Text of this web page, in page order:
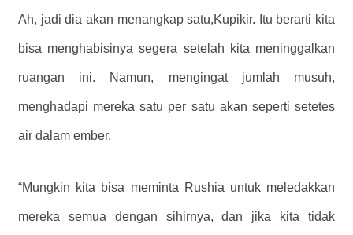
Ah, jadi dia akan menangkap satu,Kupikir. Itu berarti kita
bisa menghabisinya segera setelah kita meninggalkan
ruangan ini. Namun, mengingat jumlah musuh,
menghadapi mereka satu per satu akan seperti setetes
air dalam ember.
“Mungkin kita bisa meminta Rushia untuk meledakkan
mereka semua dengan sihirnya, dan jika kita tidak